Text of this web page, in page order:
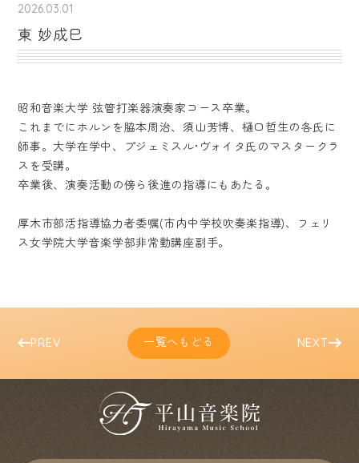
2026.03.01
東 妙成巳
昭和音楽大学 弦管打楽器演奏家コース卒業。
これまでにホルンを脇本周治、須山芳博、樋口哲生の各氏に
師事。大学在学中、プジェミスル•ヴォイタ氏のマスタークラ
スを受講。
卒業後、演奏活動の傍ら後進の指導にもあたる。
厚木市部活指導協力者委嘱(市内中学校吹奏楽指導)、フェリ
ス女学院大学音楽学部非常勤講座副手。
PREV 一覧へもどる NEXT